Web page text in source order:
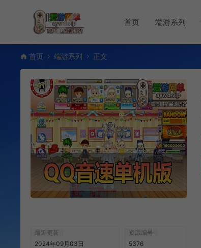
首页 端游系列
首页 端游系列 正文
最近更新
2024年09月03日
资源编号
5376